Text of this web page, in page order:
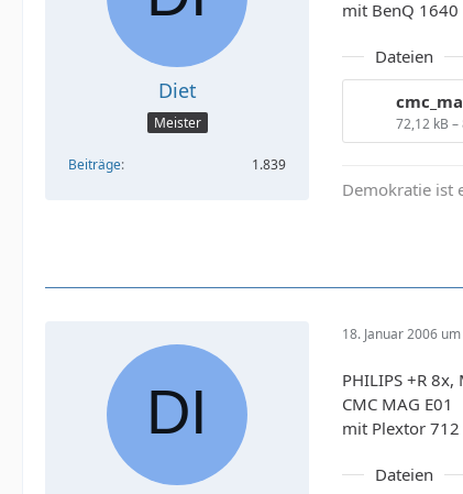
Diet
Meister
Beiträge 1.839
mit BenQ 1640
Dateien
72,12 kB
Demokratie ist
18. Januar 2006
PHILIPS +R
CMC MAG E01
mit Plextor
Dateien